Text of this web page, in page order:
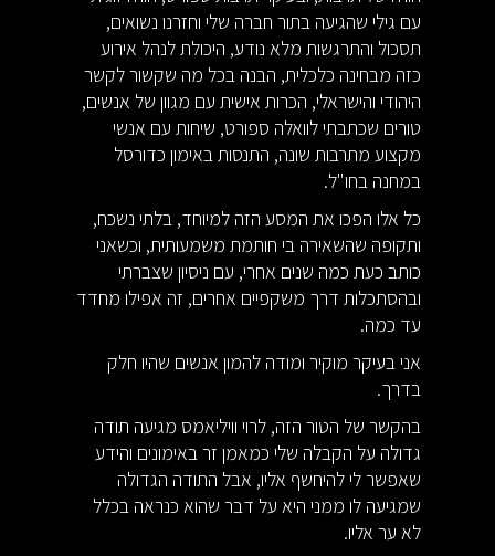
עם גילי שהגיעה בתור חברה שלי וחזרנו נשואים,
תסכול והתרגשות מלא נודע, היכולת לנהל אירוע
כזה מבחינה כלכלית, הבנה בכל מה שקשור לקשר
היהודי והישראלי, הכרות אישית עם מגוון של אנשים,
טורים שכתבתי לוואלה ספורט, שיחות עם אנשי
מקצוע מתרבות שונה, התנסות באימון כדורסל
במחנה בחו"ל.
כל אלו הפכו את המסע הזה למיוחד, בלתי נשכח,
ותקופה שהשאירה בי חותמת משמעותית, וכשאני
כותב כעת כמה שנים אחרי, עם ניסיון שצברתי
ובהסתכלות דרך משקפיים אחרים, זה אפילו מחדד
עד כמה.
אני בעיקר מוקיר ומודה להמון אנשים שהיו חלק
בדרך.
בהקשר של הטור הזה, לרוי וויליאמס מגיעה תודה
גדולה על הקבלה שלי כמאמן זר באימונים והידע
שאפשר לי להיחשף אליו, אבל התודה הגדולה
שמגיעה לו ממני היא על דבר שהוא כנראה בכלל
לא ער אליו.